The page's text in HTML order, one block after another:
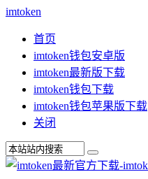
imtoken
首页
imtoken钱包安卓版
imtoken最新版下载
imtoken钱包下载
imtoken钱包苹果版下载
关闭